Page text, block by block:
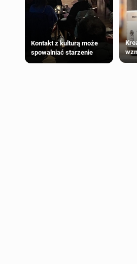
Kontakt z kulturą może
spowalniać starzenie